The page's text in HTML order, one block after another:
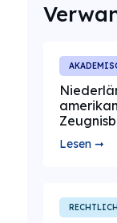
Lesen ➞
RECHTLICH